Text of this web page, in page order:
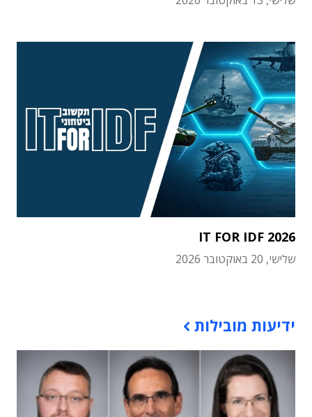
IT FOR IDF 2026
שלישי, 20 באוקטובר 2026
ידיעות מובילות